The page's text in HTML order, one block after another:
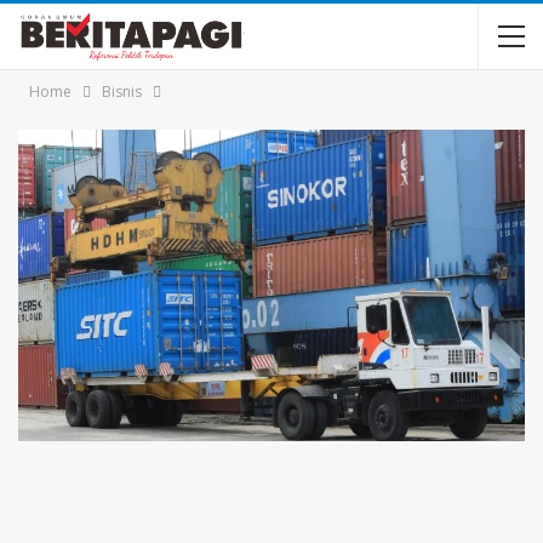
Home Bisnis